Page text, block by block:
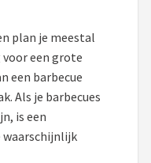
plan je meestal
een grote
een barbecue
Als je barbecues
is een
waarschijnlijk